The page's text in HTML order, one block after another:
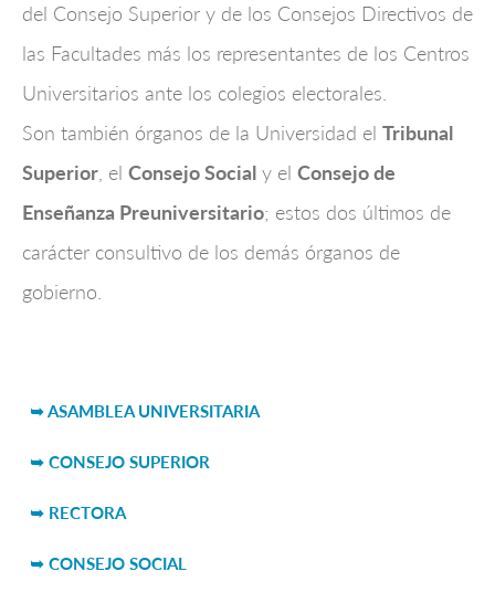
del Consejo Superior y de los Consejos Directivos de
las Facultades más los representantes de los Centros
Universitarios ante los colegios electorales.
Son también órganos de la Universidad el Tribunal
Superior , el Consejo Social y el Consejo de
Enseñanza Preuniversitario; estos dos últimos de
carácter consultivo de los demás órganos de
gobierno.
➥ ASAMBLEA UNIVERSITARIA
➥ CONSEJO SUPERIOR
➥ RECTORA
➥ CONSEJO SOCIAL